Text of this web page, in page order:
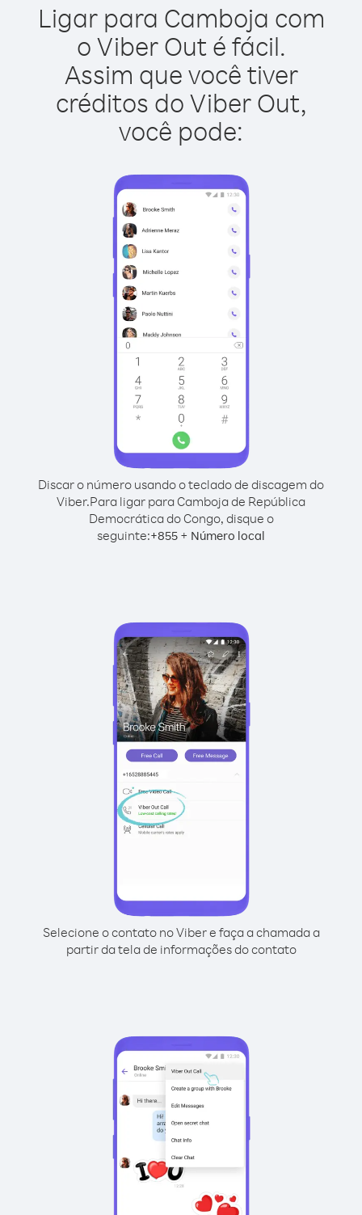
Ligar para Camboja com
o Viber Out é fácil.
Assim que você tiver
créditos do Viber Out,
você pode:
Discar o número usando o teclado de discagem do
Viber.Para ligar para Camboja de República
Democrática do Congo, disque o
seguinte:+855 + Número local
Selecione o contato no Viber e faça a chamada a
partir da tela de informações do contato